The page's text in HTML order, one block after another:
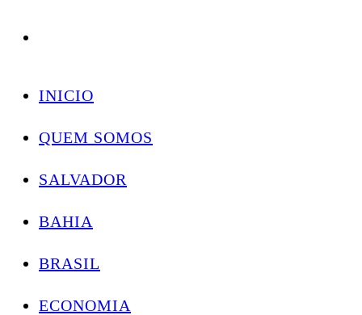
Skip
INICIO
QUEM SOMOS
SALVADOR
BAHIA
BRASIL
ECONOMIA